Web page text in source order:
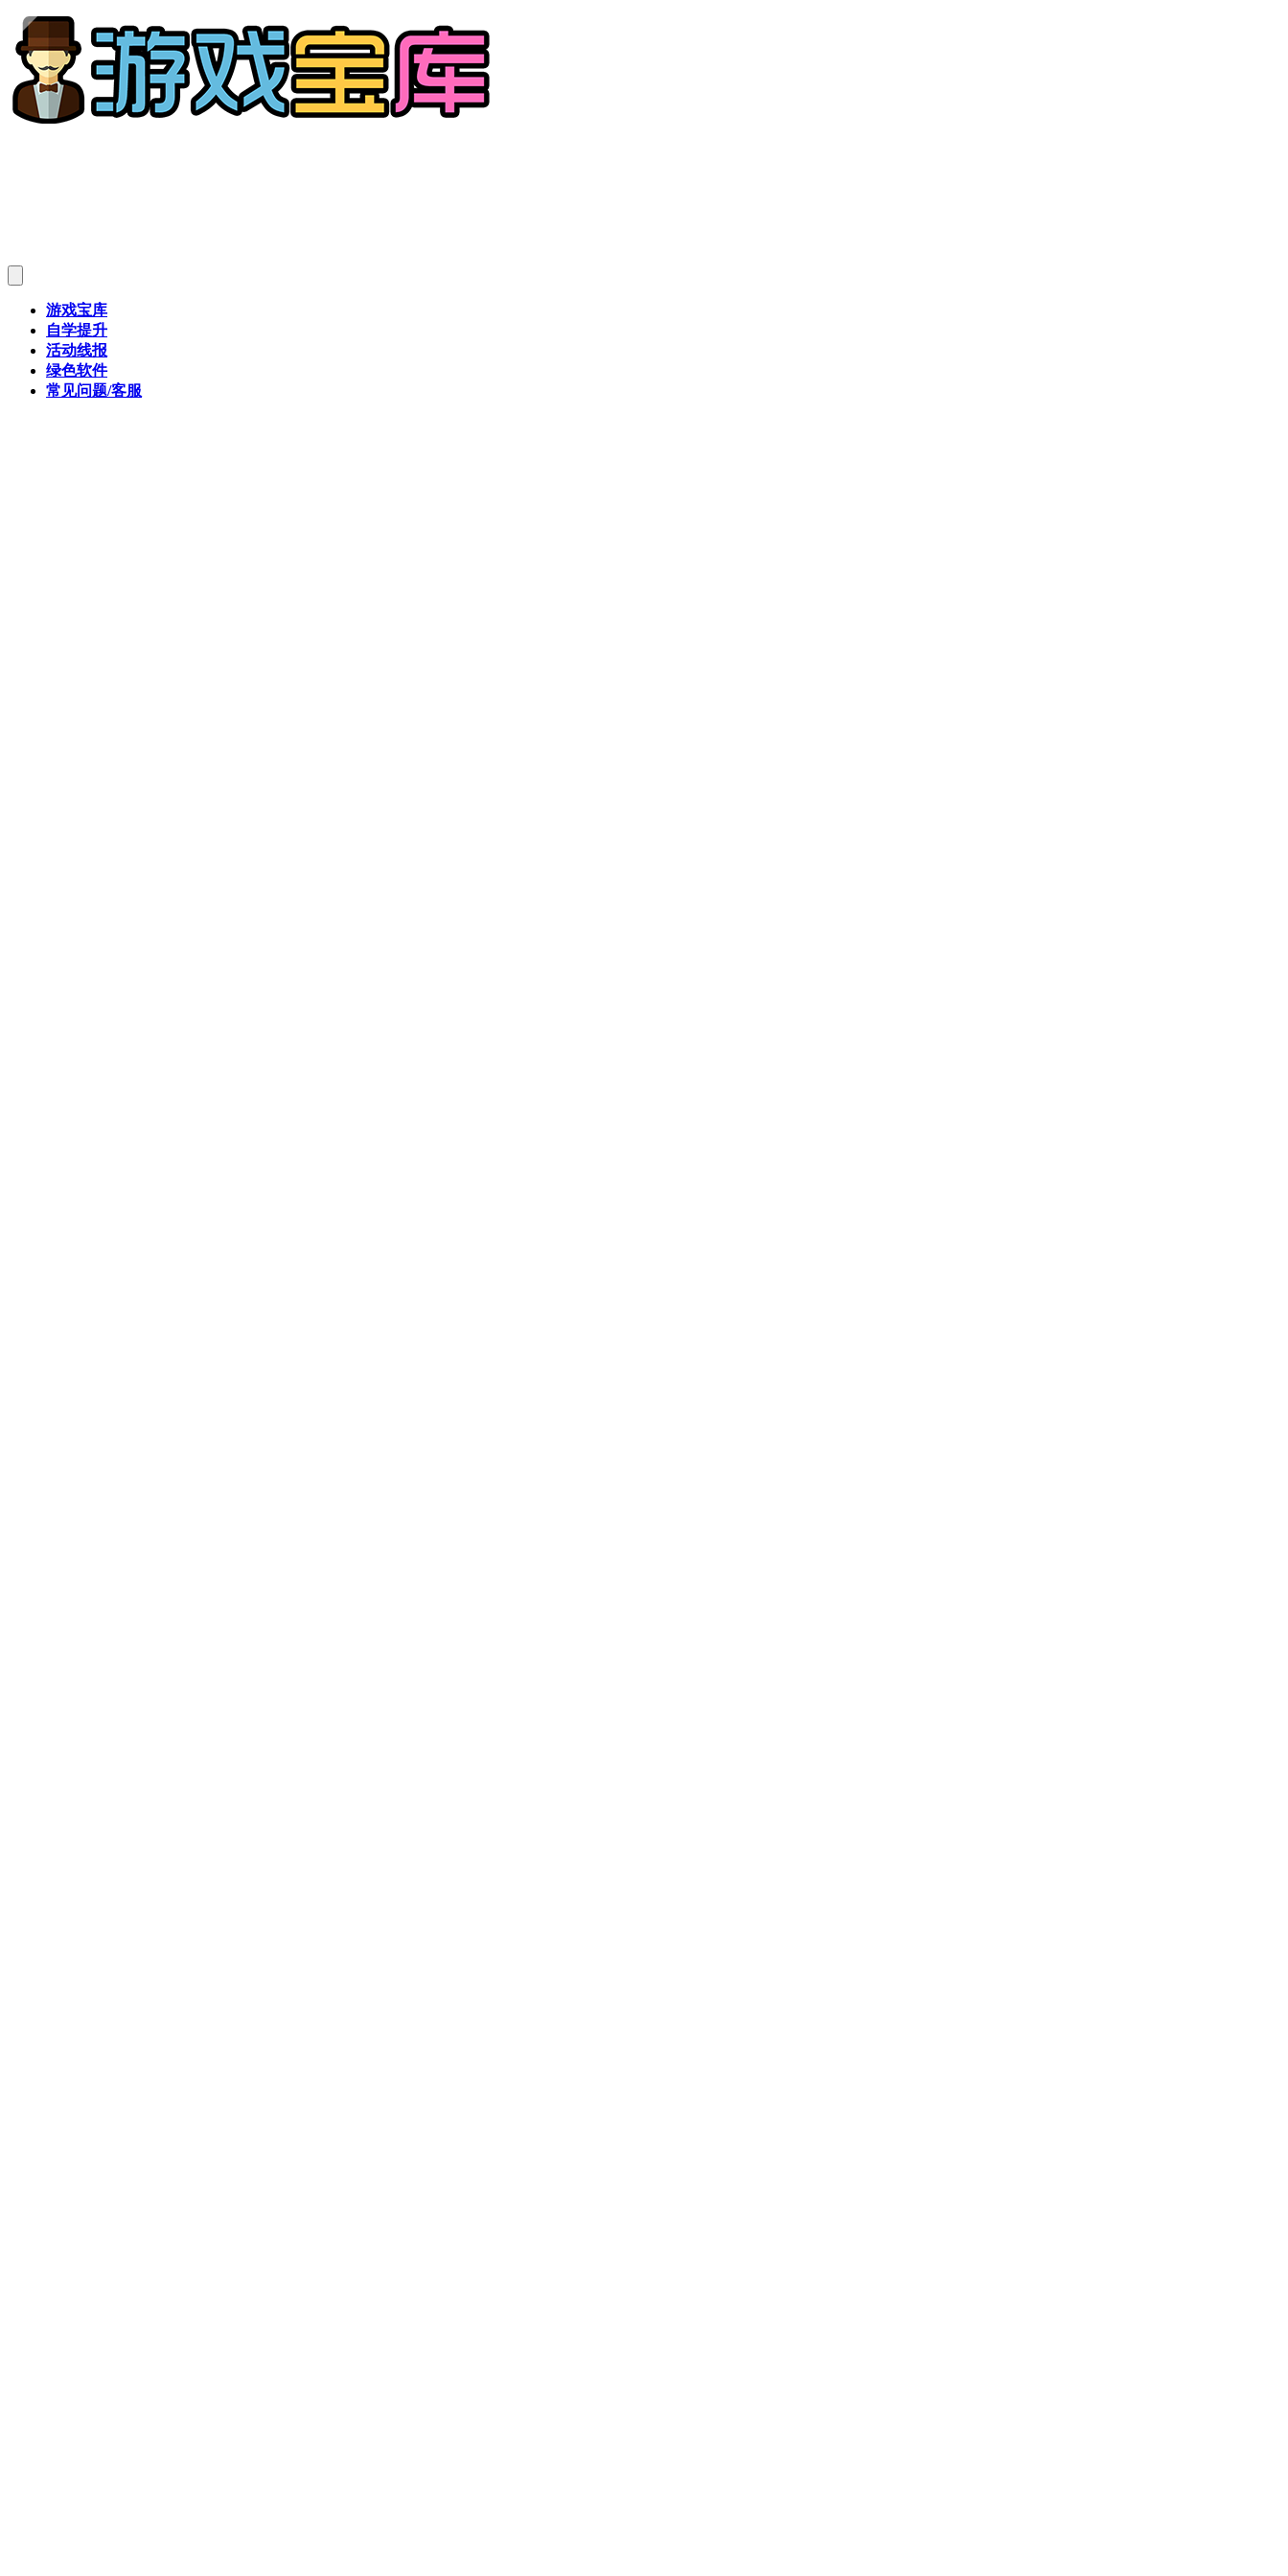
游戏宝库
自学提升
活动线报
绿色软件
常见问题/客服